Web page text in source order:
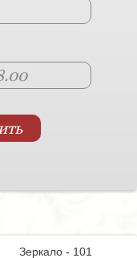
Зеркало - 101